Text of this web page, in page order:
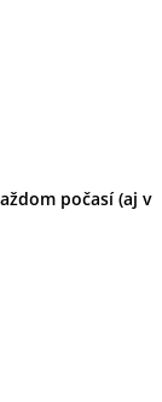
počasí (aj v